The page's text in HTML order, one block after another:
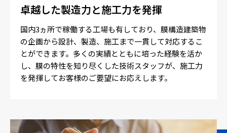
卓越した製造力と施工力を発揮
国内3ヵ所で稼働する工場も有しており、膜構造建築物
の企画から設計、製造、施工まで一貫して対応するこ
とができます。多くの実績とともに培った経験を活か
し、膜の特性を知り尽くした技術スタッフが、施工力
を発揮してお客様のご要望にお応えします。